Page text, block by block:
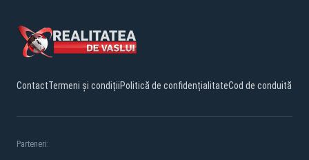
ContactTermeni și condițiiPolitică de confidențialitateCod de conduită
Parteneri: